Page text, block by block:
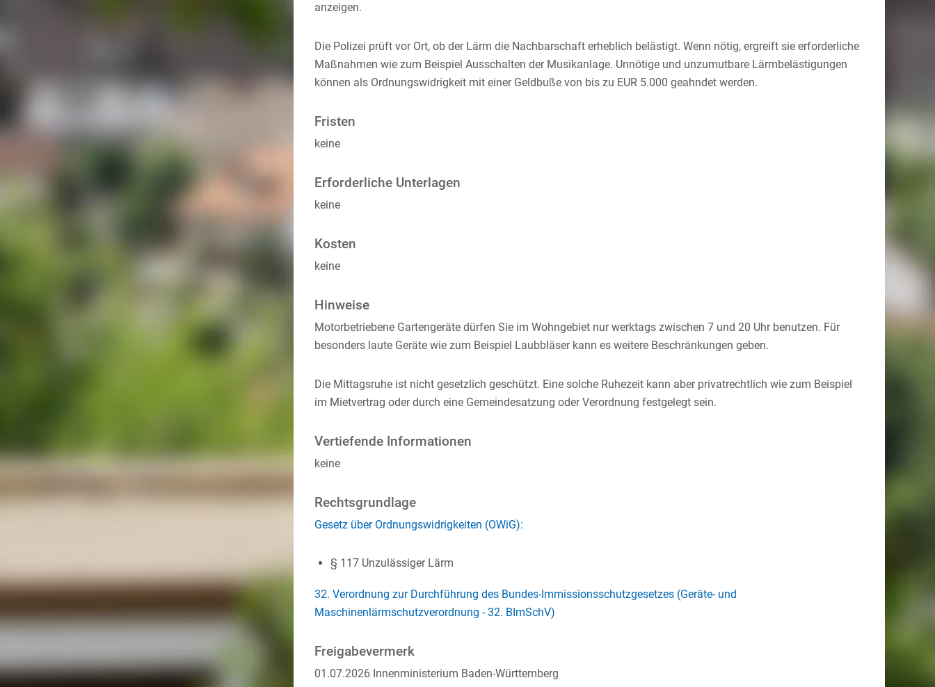
anzeigen.
Die Polizei prüft vor Ort, ob der Lärm die Nachbarschaft erheblich belästigt. Wenn nötig, ergreift sie erforderliche
Maßnahmen wie zum Beispiel Ausschalten der Musikanlage. Unnötige und unzumutbare Lärmbelästigungen
können als Ordnungswidrigkeit mit einer Geldbuße von bis zu EUR 5.000 geahndet werden.
Fristen
keine
Erforderliche Unterlagen
keine
Kosten
keine
Hinweise
Motorbetriebene Gartengeräte dürfen Sie im Wohngebiet nur werktags zwischen 7 und 20 Uhr benutzen. Für
besonders laute Geräte wie zum Beispiel Laubbläser kann es weitere Beschränkungen geben.
Die Mittagsruhe ist nicht gesetzlich geschützt. Eine solche Ruhezeit kann aber privatrechtlich wie zum Beispiel
im Mietvertrag oder durch eine Gemeindesatzung oder Verordnung festgelegt sein.
Vertiefende Informationen
keine
Rechtsgrundlage
Gesetz über Ordnungswidrigkeiten (OWiG):
§ 117 Unzulässiger Lärm
32. Verordnung zur Durchführung des Bundes-Immissionsschutzgesetzes (Geräte- und
Maschinenlärmschutzverordnung - 32. BImSchV)
Freigabevermerk
01.07.2026 Innenministerium Baden-Württemberg